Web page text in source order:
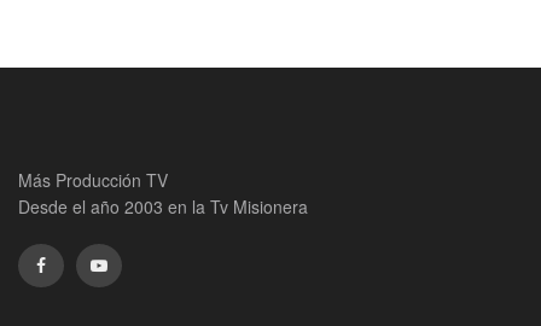
Más Producción TV
Desde el año 2003 en la Tv Misionera